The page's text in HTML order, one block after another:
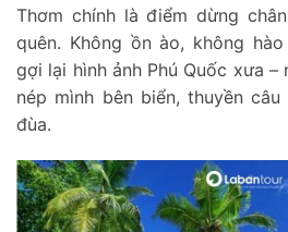
Thơm chính là điểm dừng
quên. Không ồn ào, không
gợi lại hình ảnh Phú Quốc xưa –
nép mình bên biển, thuyền
đùa.